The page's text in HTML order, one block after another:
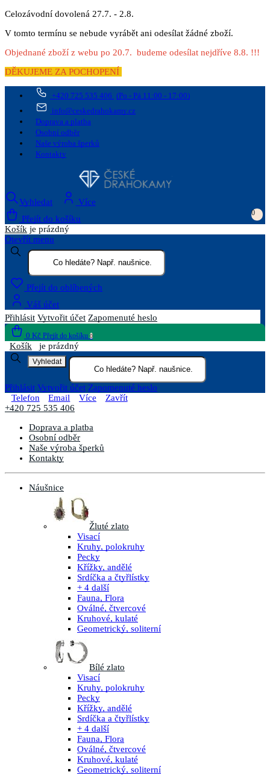
Celozávodní dovolená 27.7. - 2.8.
V tomto termínu se nebude vyrábět ani odesílat žádné zboží.
Objednané zboží z webu po 20.7. budeme odesílat nejdříve 8.8. !!!
DĚKUJEME ZA POCHOPENÍ
+420 725 535 406 (Po - Pá 11:00 - 17:00)
info@ceskedrahokamy.cz
Doprava a platba
Osobní odběr
Naše výroba šperků
Kontakty
Vyhledat
Více
Přejít do košíku
0
Košík je prázdný
Otevřít menu
Přejít do oblíbených
Váš účet
Přihlásit Vytvořit účet Zapomenuté heslo
0 Kč Přejít do košíku 0
Košík je prázdný
Vyhledat
Přihlásit Vytvořit účet Zapomenuté heslo
Telefon
Email Více
Zavřít
+420 725 535 406
Doprava a platba
Osobní odběr
Naše výroba šperků
Kontakty
Náušnice
Žluté zlato
Visací
Kruhy, polokruhy
Pecky
Křížky, andělé
Srdíčka a čtyřlístky
+ 4 další
Fauna, Flora
Oválné, čtvercové
Kruhové, kulaté
Geometrický, soliterní
Bílé zlato
Visací
Kruhy, polokruhy
Pecky
Křížky, andělé
Srdíčka a čtyřlístky
+ 4 další
Fauna, Flora
Oválné, čtvercové
Kruhové, kulaté
Geometrický, soliterní